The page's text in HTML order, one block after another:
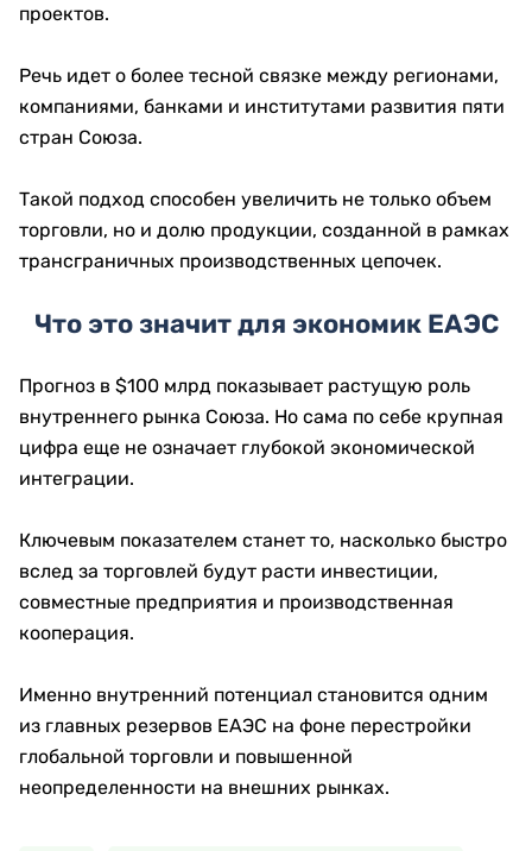
проектов.
Речь идет о более тесной связке между регионами,
компаниями, банками и институтами развития пяти
стран Союза.
Такой подход способен увеличить не только объем
торговли, но и долю продукции, созданной в рамках
трансграничных производственных цепочек.
Что это значит для экономик ЕАЭС
Прогноз в $100 млрд показывает растущую роль
внутреннего рынка Союза. Но сама по себе крупная
цифра еще не означает глубокой экономической
интеграции.
Ключевым показателем станет то, насколько быстро
вслед за торговлей будут расти инвестиции,
совместные предприятия и производственная
кооперация.
Именно внутренний потенциал становится одним
из главных резервов ЕАЭС на фоне перестройки
глобальной торговли и повышенной
неопределенности на внешних рынках.